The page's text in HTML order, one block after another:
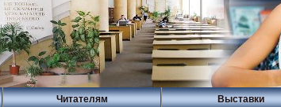
Читателям Выставки